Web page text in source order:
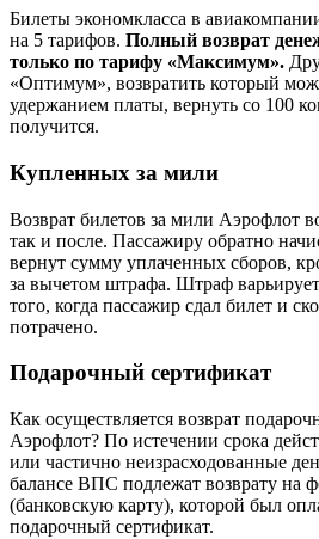
Билеты экономкласса в
на 5 тарифов. Полный возврат
только по тарифу «Максимум».
«Оптимум», возвратить который
удержанием платы, вернуть со 100
получится.
Купленных за мили
Возврат билетов за мили Аэрофлот
так и после. Пассажиру обратно
вернут сумму уплаченных сборов,
за вычетом штрафа. Штраф
того, когда пассажир сдал билет и
потрачено.
Подарочный сертификат
Как осуществляется возврат
Аэрофлот? По истечении срока
или частично неизрасходованные
балансе ВПС подлежат возврату на
(банковскую карту), которой был
подарочный сертификат.